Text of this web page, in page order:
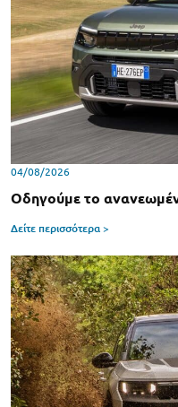
04/08/2026
Οδηγούμε το
Δείτε περισσότερα >